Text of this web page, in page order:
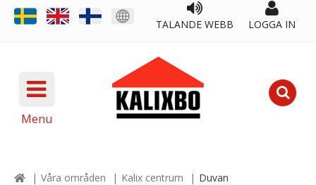
TALANDE WEBB LOGGA IN
Menu
Våra områden Kalix centrum Duvan